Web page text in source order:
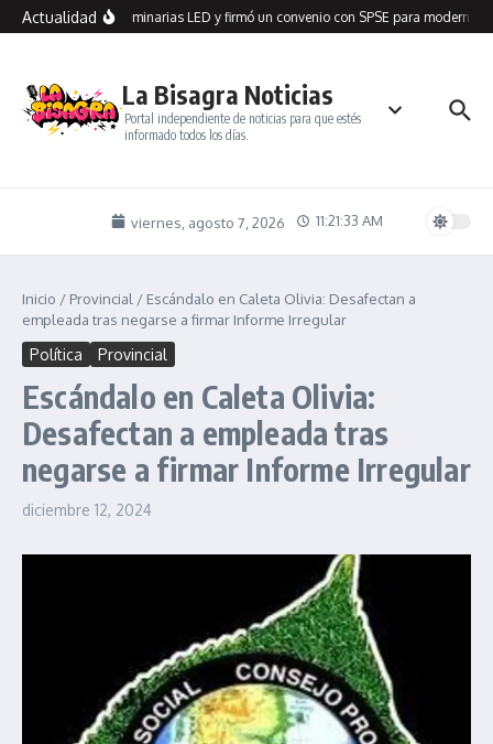
Saltar al contenido
Actualidad
Seco recibió 100 luminarias LED y firmó un convenio con SPSE para
La Bisagra Noticias
Portal independiente de noticias para que estés
informado todos los días.
viernes, agosto 7, 2026 11:21:33 AM
Inicio / Provincial / Escándalo en Caleta Olivia: Desafectan a
empleada tras negarse a firmar Informe Irregular
Política Provincial
Escándalo en Caleta Olivia:
Desafectan a empleada tras
negarse a firmar Informe Irregular
diciembre 12, 2024